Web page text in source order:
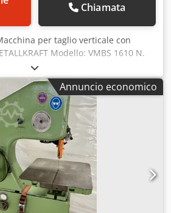
Chiamata
per taglio verticale con
Modello: VMBS 1610 N.
Aohy Tcqsi Hock Condizioni:
di taglio: 20 - 1000 m/min
per nastri con cesoia e motore di
da lavoro - Cambio a 2 velocità,
- Dispositivo di soffiaggio dei
- Manuale di istruzioni
Annuncio economico